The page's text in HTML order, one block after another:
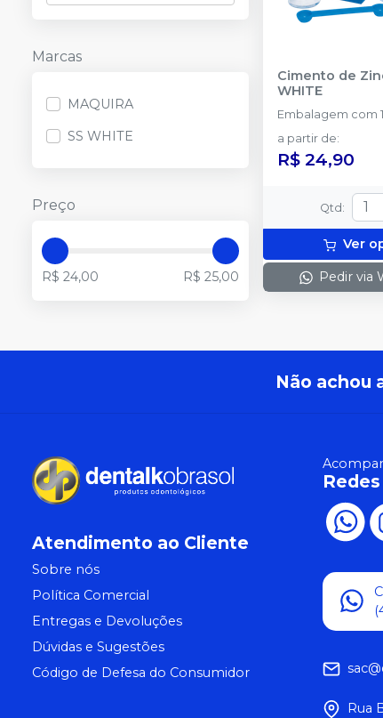
Marcas
MAQUIRA
SS WHITE
Preço
R$ 24,00 R$ 25,00
Cimento de
WHITE
Embalagem com
a partir de:
R$ 24,90
Qtd:
Ver
Pedir via
Não achou
Atendimento ao Cliente
Sobre nós
Política Comercial
Entregas e Devoluções
Dúvidas e Sugestões
Código de Defesa do Consumidor
Rua